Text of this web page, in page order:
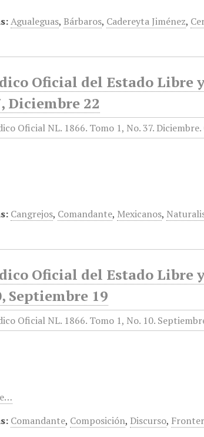
Agualeguas, Bárbaros, Cadereyta Jiménez,
Oficial del Estado Libre
Diciembre 22
Cangrejos, Comandante, Mexicanos,
Oficial del Estado Libre
Septiembre 19
Comandante, Composición, Discurso,